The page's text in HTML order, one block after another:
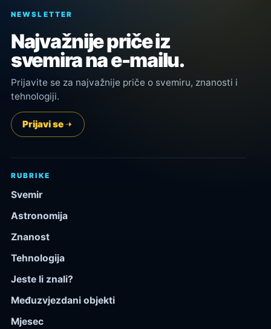
NEWSLETTER
Najvažnije priče iz
svemira na e-mailu.
Prijavite se za najvažnije priče o svemiru, znanosti i
tehnologiji.
Prijavi se
RUBRIKE
Svemir
Astronomija
Znanost
Tehnologija
Jeste li znali?
Međuzvjezdani objekti
Mjesec